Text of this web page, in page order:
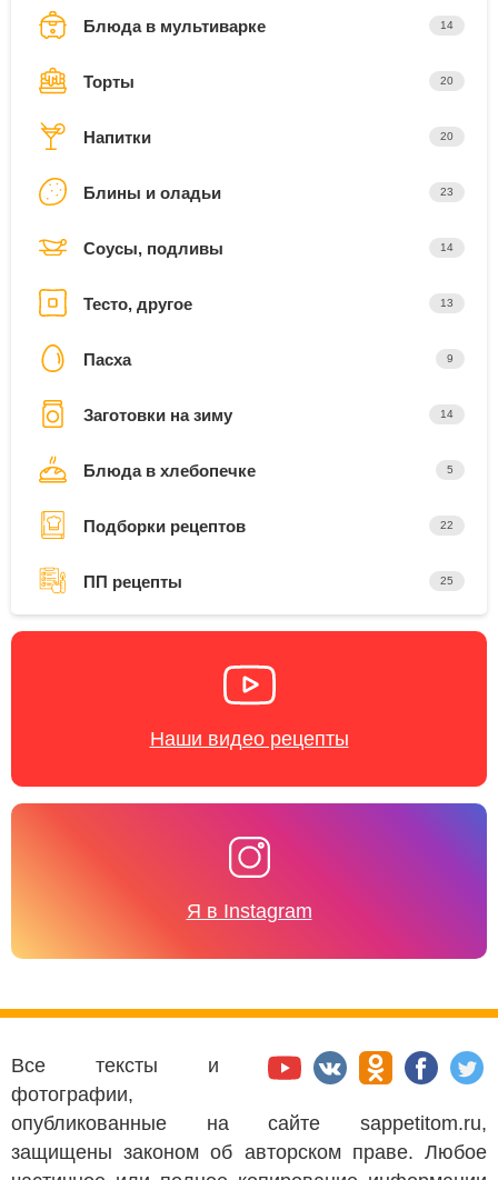
Блюда в мультиварке 14
Торты 20
Напитки 20
Блины и оладьи 23
Соусы, подливы 14
Тесто, другое 13
Пасха 9
Заготовки на зиму 14
Блюда в хлебопечке 5
Подборки рецептов 22
ПП рецепты 25
Наши видео рецепты
Я в Instagram
Все тексты и
фотографии,
опубликованные на сайте sappetitom.ru,
защищены законом об авторском праве. Любое